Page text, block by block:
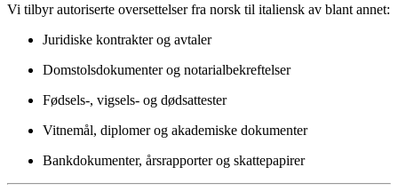
Vi tilbyr autoriserte oversettelser fra norsk til italiensk av blant annet:
Juridiske kontrakter og avtaler
Domstolsdokumenter og notarialbekreftelser
Fødsels-, vigsels- og dødsattester
Vitnemål, diplomer og akademiske dokumenter
Bankdokumenter, årsrapporter og skattepapirer